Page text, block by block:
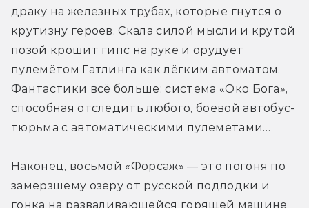
драку на железных трубах, которые гнутся о
крутизну героев. Скала силой мысли и крутой
позой крошит гипс на руке и орудует
пулемётом Гатлинга как лёгким автоматом.
Фантастики всё больше: система «Око Бога»,
способная отследить любого, боевой автобус-
тюрьма с автоматическими пулеметами…
Наконец, восьмой «Форсаж» — это погоня по
замерзшему озеру от русской подлодки и
гонка на разваливающейся горящей машине